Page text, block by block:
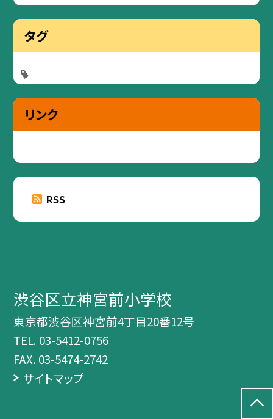
タグ
リンク
RSS
渋谷区立神宮前小学校
東京都渋谷区神宮前4丁目20番12号
TEL. 03-5412-0756
FAX. 03-5474-2742
サイトマップ